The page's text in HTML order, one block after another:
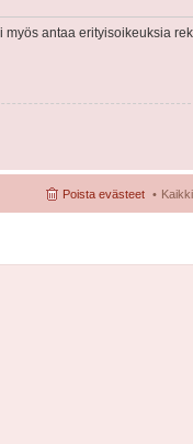
antaa erityisoikeuksia
Poista evästeet